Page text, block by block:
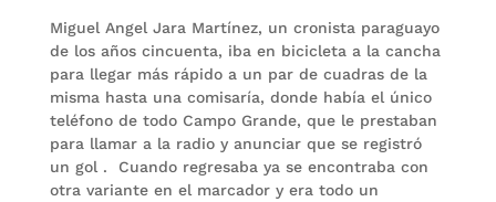
Miguel Angel Jara Martínez, un cronista paraguayo
de los años cincuenta, iba en bicicleta a la cancha
para llegar más rápido a un par de cuadras de la
misma hasta una comisaría, donde había el único
teléfono de todo Campo Grande, que le prestaban
para llamar a la radio y anunciar que se registró
un gol . Cuando regresaba ya se encontraba con
otra variante en el marcador y era todo un